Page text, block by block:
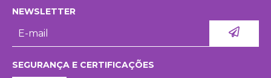
NEWSLETTER
SEGURANÇA E CERTIFICAÇÕES